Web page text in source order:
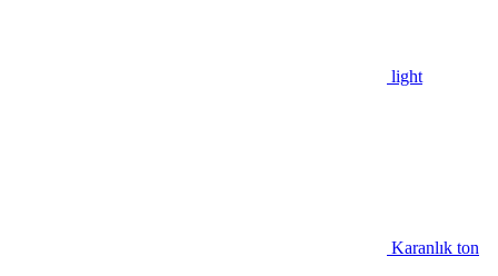
light
Karanlık ton